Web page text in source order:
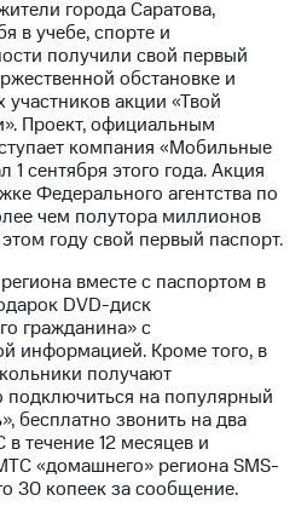
города Саратова,
в учебе, спорте и
получили свой первый
обстановке и
акции «Твой
Проект, официальным
компания «Мобильные
1 сентября этого года. Акция
Федерального агентства по
чем полутора миллионов
году свой первый паспорт.
вместе с паспортом в
DVD-диск
гражданина» с
информацией. Кроме того, в
получают
подключиться на популярный
бесплатно звонить на два
течение 12 месяцев и
«домашнего» региона SMS-
30 копеек за сообщение.